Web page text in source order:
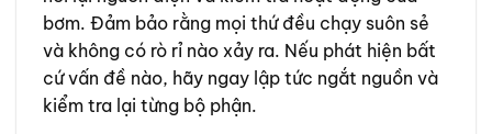
bơm. Đảm bảo rằng mọi thứ đều chạy suôn sẻ
và không có rò rỉ nào xảy ra. Nếu phát hiện bất
cứ vấn đề nào, hãy ngay lập tức ngắt nguồn và
kiểm tra lại từng bộ phận.